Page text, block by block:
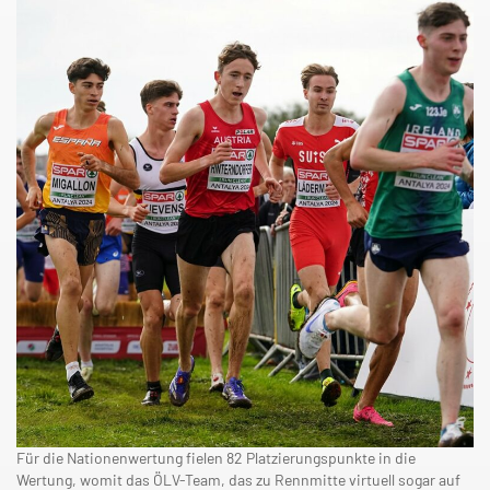
Für die Nationenwertung fielen 82 Platzierungspunkte in die
Wertung, womit das ÖLV-Team, das zu Rennmitte virtuell sogar auf